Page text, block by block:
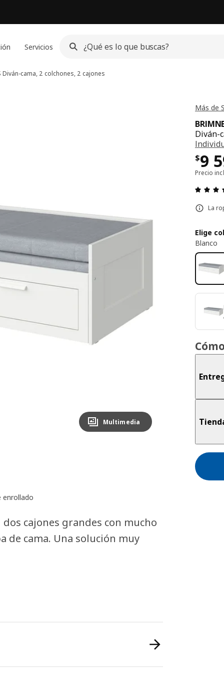
Servicios
Diván-cama, 2 colchones, 2 cajones
Multimedia
Más de
Diván-
$9
Precio
La
Elige
Blanco
enrollado
cajones grandes con mucho
de cama. Una solución muy